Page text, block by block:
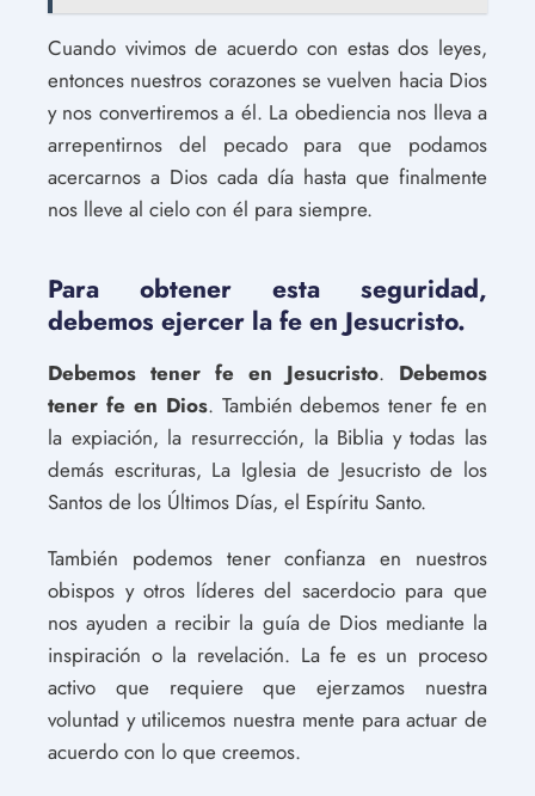
Cuando vivimos de acuerdo con estas dos leyes,
entonces nuestros corazones se vuelven hacia Dios
y nos convertiremos a él. La obediencia nos lleva a
arrepentirnos del pecado para que podamos
acercarnos a Dios cada día hasta que finalmente
nos lleve al cielo con él para siempre.
Para obtener esta seguridad,
debemos ejercer la fe en Jesucristo.
Debemos tener fe en Jesucristo. Debemos
tener fe en Dios. También debemos tener fe en
la expiación, la resurrección, la Biblia y todas las
demás escrituras, La Iglesia de Jesucristo de los
Santos de los Últimos Días, el Espíritu Santo.
También podemos tener confianza en nuestros
obispos y otros líderes del sacerdocio para que
nos ayuden a recibir la guía de Dios mediante la
inspiración o la revelación. La fe es un proceso
activo que requiere que ejerzamos nuestra
voluntad y utilicemos nuestra mente para actuar de
acuerdo con lo que creemos.